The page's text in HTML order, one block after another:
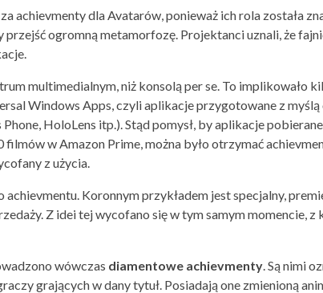
achievmenty dla Avatarów, ponieważ ich rola została
przejść ogromną metamorfozę. Projektanci uznali, że
multimedialnym, niż konsolą per se. To implikowało
Windows Apps, czyli aplikacje przygotowane z myślą
HoloLens itp.). Stąd pomysł, by aplikacje
w Amazon Prime, można było otrzymać
z użycia.
Koronnym przykładem jest specjalny,
Z idei tej wycofano się w tym samym momencie, z
wówczas diamentowe achievmenty . Są nimi
grających w dany tytuł. Posiadają one zmienioną